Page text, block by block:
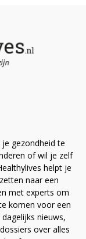
gezondheid te
of wil je zelf
helpt je
naar een
met experts om
komen voor een
nieuws,
over alles